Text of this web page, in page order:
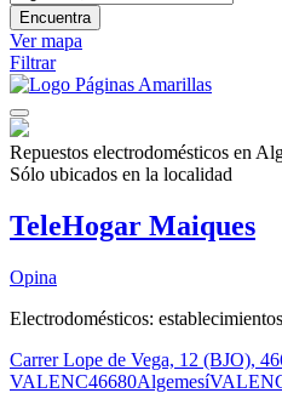
Encuentra
Ver mapa
Filtrar
Repuestos electrodomésticos en
Sólo ubicados en la localidad
TeleHogar Maiques
Opina
Electrodomésticos: establecimientos
Carrer Lope de Vega, 12 (BJO),
VALENC46680Algemesí